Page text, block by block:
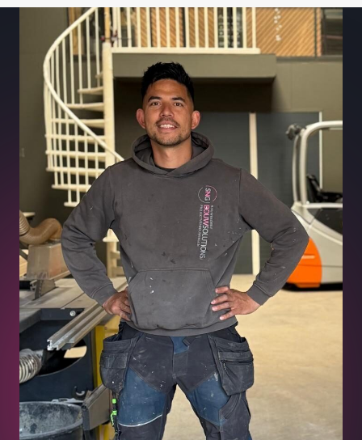
Verbouw
Uitbreiding
Renovatie
Onderhoud
Over ons
Neem contact